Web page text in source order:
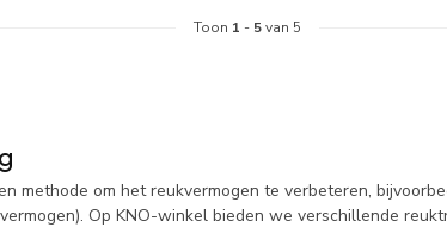
Toon 1 - 5van 5
methode om het reukvermogen te verbeteren,
Op KNO-winkel bieden we verschillende